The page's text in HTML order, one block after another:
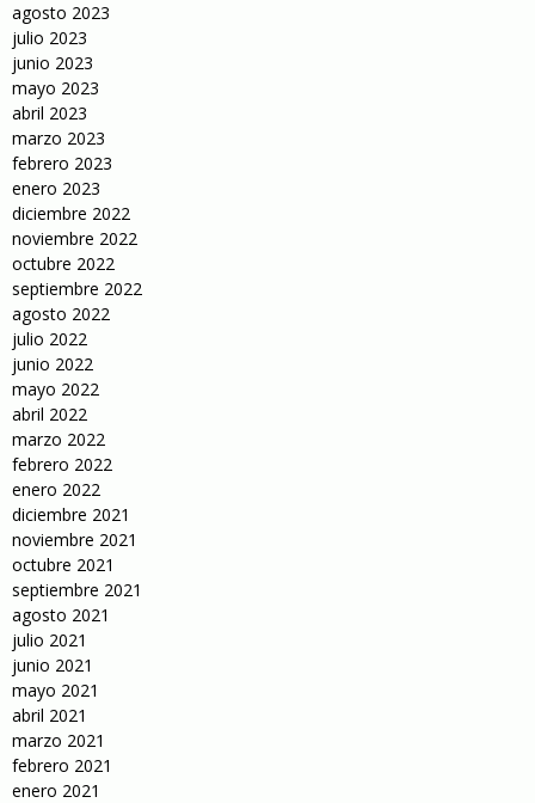
agosto 2023
julio 2023
junio 2023
mayo 2023
abril 2023
marzo 2023
febrero 2023
enero 2023
diciembre 2022
noviembre 2022
octubre 2022
septiembre 2022
agosto 2022
julio 2022
junio 2022
mayo 2022
abril 2022
marzo 2022
febrero 2022
enero 2022
diciembre 2021
noviembre 2021
octubre 2021
septiembre 2021
agosto 2021
julio 2021
junio 2021
mayo 2021
abril 2021
marzo 2021
febrero 2021
enero 2021